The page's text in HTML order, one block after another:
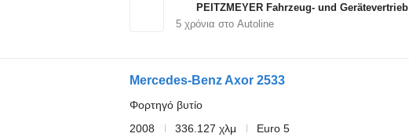
PEITZMEYER Fahrzeug- und Gerätevertrieb
5χρόνια στο Autoline
Mercedes-Benz Axor 2533
Φορτηγό βυτίο
2008
336.127 χλμ
Euro 5